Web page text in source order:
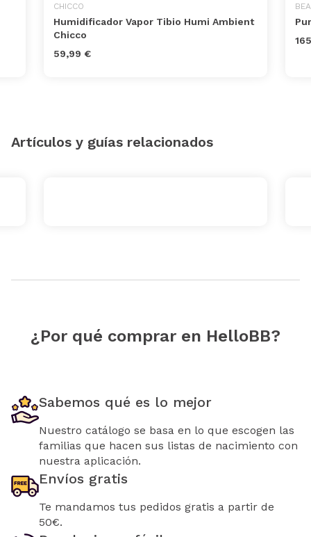
CHICCO
Humidificador Vapor Tibio Humi Ambient
Chicco
59,99 €
Artículos y guías relacionados
¿Por qué comprar en HelloBB?
Sabemos qué es lo mejor
Nuestro catálogo se basa en lo que escogen las
familias que hacen sus listas de nacimiento con
nuestra aplicación.
Envíos gratis
Te mandamos tus pedidos gratis a partir de
50€.